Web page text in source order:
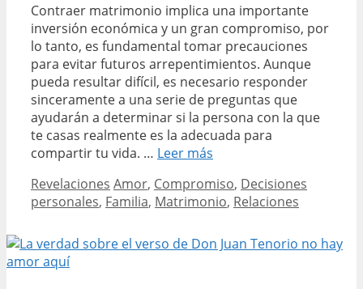
Contraer matrimonio implica una importante
inversión económica y un gran compromiso, por
lo tanto, es fundamental tomar precauciones
para evitar futuros arrepentimientos. Aunque
pueda resultar difícil, es necesario responder
sinceramente a una serie de preguntas que
ayudarán a determinar si la persona con la que
te casas realmente es la adecuada para
compartir tu vida. … Leer más
inevitables
antes
dar
Categories
Revelaciones Tags
Amor, Compromiso, Decisiones
personales, Familia, Matrimonio, Relaciones